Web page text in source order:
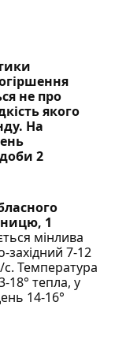
не про
якого
На
2
1
мінлива
західний 7-12
Температура
18° тепла, у
14-16°